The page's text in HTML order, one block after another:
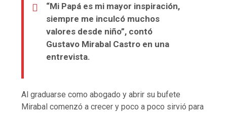
“Mi Papá es mi mayor inspiración,
siempre me inculcó muchos
valores desde niño”, contó
Gustavo Mirabal Castro en una
entrevista.
Al graduarse como abogado y abrir su bufete
Mirabal comenzó a crecer y poco a poco sirvió para